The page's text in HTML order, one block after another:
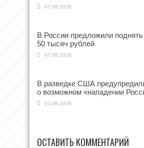
07.08.2026
В России предложили
50 тысяч рублей
07.08.2026
В разведке США
о возможном «нападении
07.08.2026
ОСТАВИТЬ КОММЕНТАРИЙ